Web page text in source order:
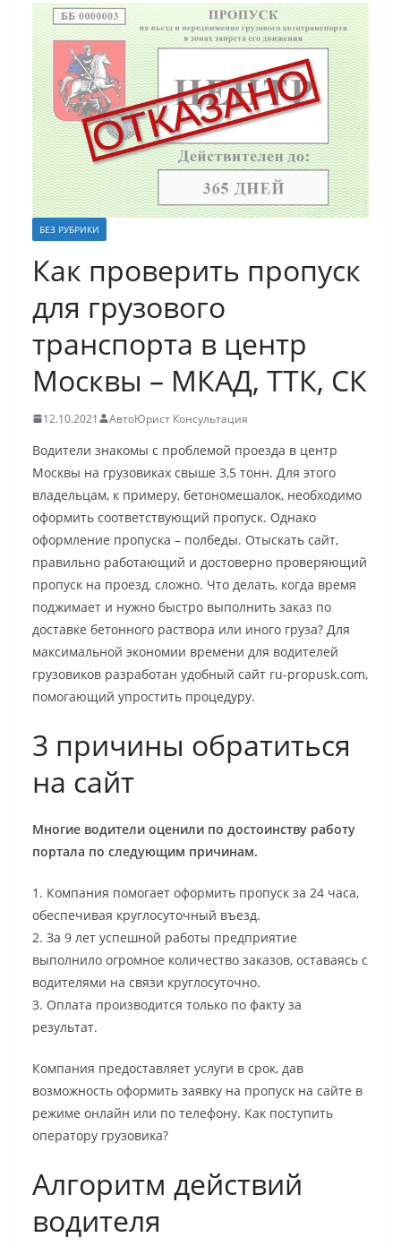
БЕЗ РУБРИКИ
Как проверить пропуск
для грузового
транспорта в центр
Москвы – МКАД, ТТК, СК
12.10.2021 АвтоЮрист Консультация
Водители знакомы с проблемой проезда в центр
Москвы на грузовиках свыше 3,5 тонн. Для этого
владельцам, к примеру, бетономешалок, необходимо
оформить соответствующий пропуск. Однако
оформление пропуска – полбеды. Отыскать сайт,
правильно работающий и достоверно проверяющий
пропуск на проезд, сложно. Что делать, когда время
поджимает и нужно быстро выполнить заказ по
доставке бетонного раствора или иного груза? Для
максимальной экономии времени для водителей
грузовиков разработан удобный сайт ru-propusk.com,
помогающий упростить процедуру.
3 причины обратиться
на сайт
Многие водители оценили по достоинству работу
портала по следующим причинам.
1. Компания помогает оформить пропуск за 24 часа,
обеспечивая круглосуточный въезд.
2. За 9 лет успешной работы предприятие
выполнило огромное количество заказов, оставаясь с
водителями на связи круглосуточно.
3. Оплата производится только по факту за
результат.
Компания предоставляет услуги в срок, дав
возможность оформить заявку на пропуск на сайте в
режиме онлайн или по телефону. Как поступить
оператору грузовика?
Алгоритм действий
водителя